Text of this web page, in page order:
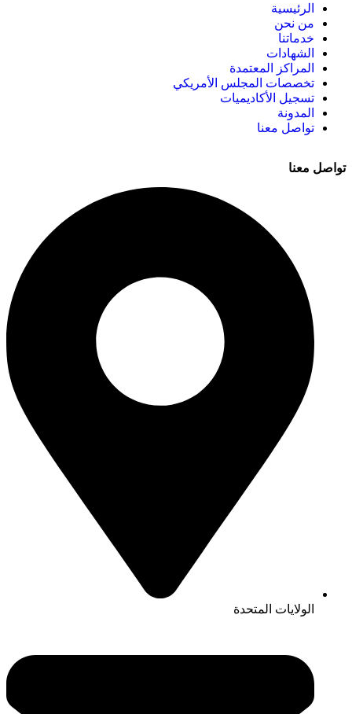
الرئيسية
من نحن
خدماتنا
الشهادات
المراكز المعتمدة
تخصصات المجلس الأمريكي
تسجيل الأكاديميات
المدونة
تواصل معنا
تواصل معنا
الولايات المتحدة